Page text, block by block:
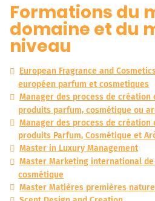
Formations du
domaine et du
niveau
European Fragrance and
européen parfum et cosmetiques
Manager des process de création
produits parfum, cosmétique ou
Manager des process de création
produits Parfum, Cosmétique et
Master in Luxury Management
Master Marketing international
cosmétique
Master Matières premières